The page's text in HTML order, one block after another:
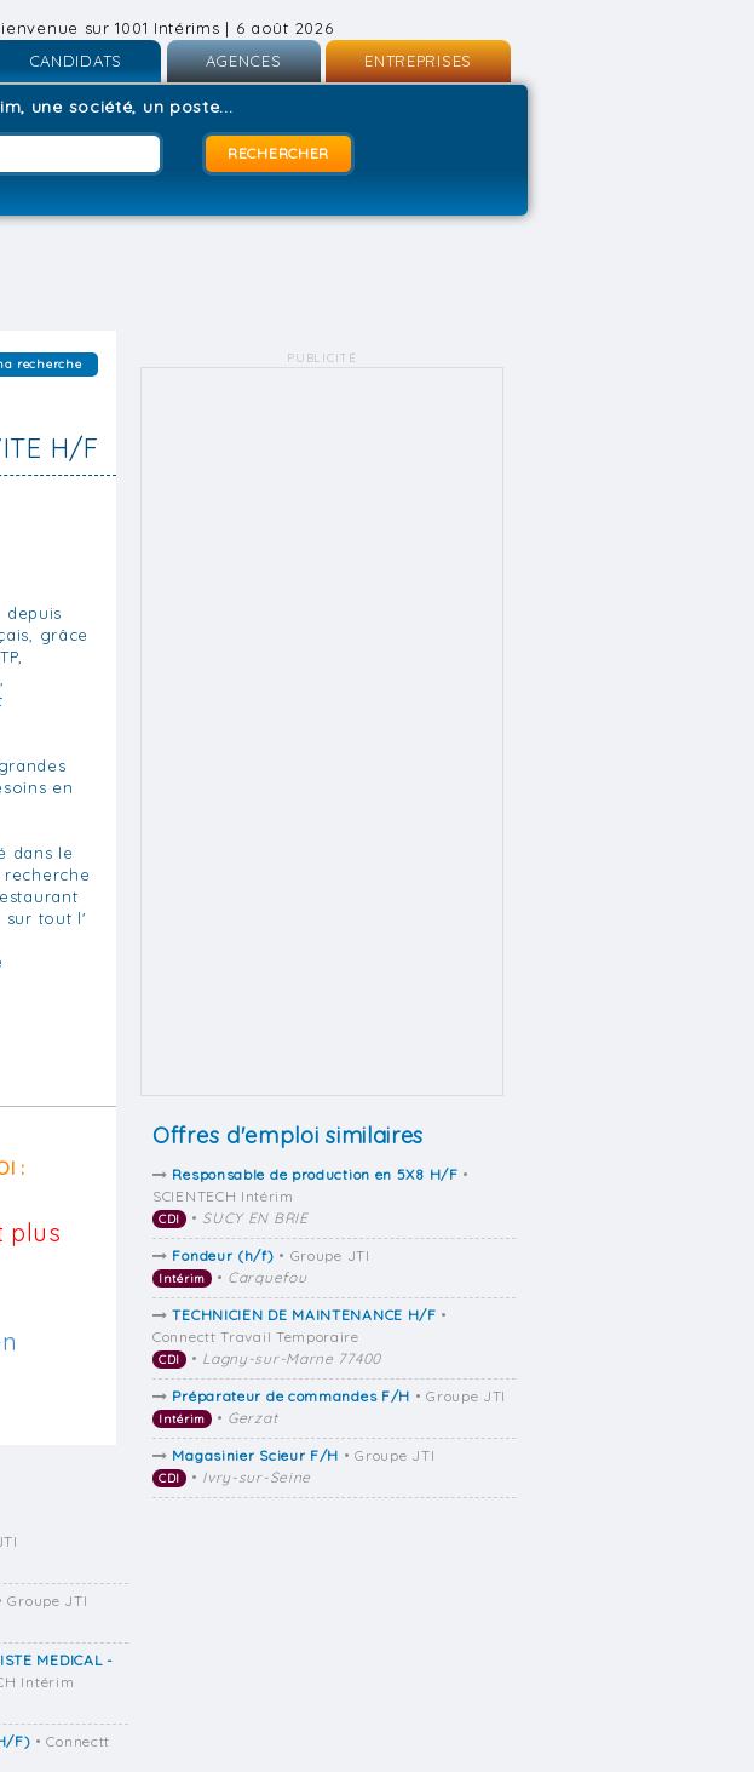
sur 1001 Intérims | 6 août 2026
CANDIDATS
Inscription
AGENCES
Inscription
Connexion
ENTREPRISES
une société, un poste...
recherche
H/F
depuis
grâce
en
dans le
sur tout l'
:
plus
PUBLICITÉ
Offres d'emploi similaires
Responsable de production en 5X8 H/F •
SCIENTECH Intérim
CDI • SUCY EN BRIE
Fondeur (h/f) • Groupe JTI
Intérim • Carquefou
TECHNICIEN DE MAINTENANCE H/F •
Connectt Travail Temporaire
CDI • Lagny-sur-Marne 77400
Préparateur de commandes F/H • Groupe JTI
Intérim • Gerzat
Magasinier Scieur F/H • Groupe JTI
CDI • Ivry-sur-Seine
Groupe JTI
MEDICAL -
Intérim
F) • Connectt